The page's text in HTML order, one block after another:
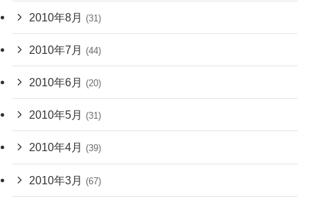
2010年8月 (31)
2010年7月 (44)
2010年6月 (20)
2010年5月 (31)
2010年4月 (39)
2010年3月 (67)